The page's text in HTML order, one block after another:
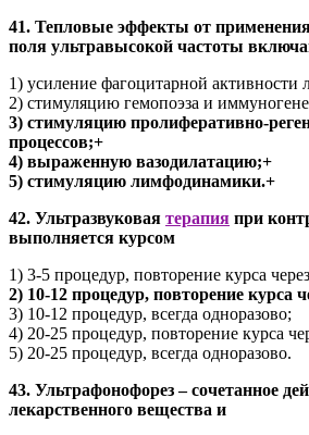
41. Тепловые эффекты от
поля ультравысокой частоты
1) усиление фагоцитарной активности
2) стимуляцию гемопоэза и
3) стимуляцию пролиферативно-
процессов;+
4) выраженную вазодилатацию;+
5) стимуляцию лимфодинамики.+
42. Ультразвуковая терапия при
выполняется курсом
1) 3-5 процедур, повторение курса
2) 10-12 процедур, повторение курса
3) 10-12 процедур, всегда одноразово;
4) 20-25 процедур, повторение курса
5) 20-25 процедур, всегда одноразово.
43. Ультрафонофорез – сочетанное
лекарственного вещества и